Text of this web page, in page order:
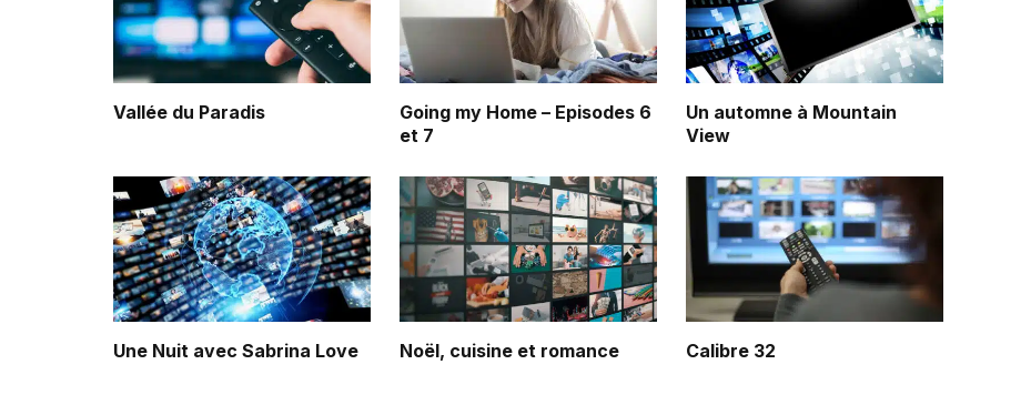
Vallée du Paradis
Going my Home – Episodes 6
et 7
Un automne à Mountain
View
Une Nuit avec Sabrina Love Noël, cuisine et romance Calibre 32